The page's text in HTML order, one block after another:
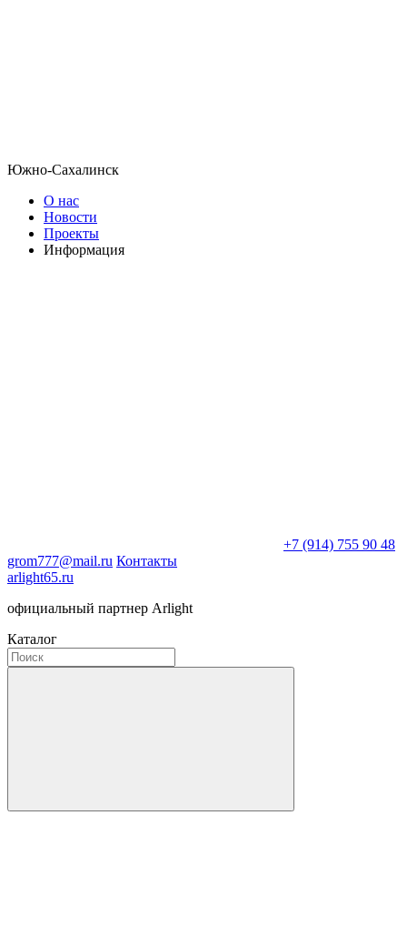
Южно-Сахалинск
О нас
Новости
Проекты
Информация
+7 (914) 755 90 48
grom777@mail.ru Контакты
arlight65.ru
официальный партнер Arlight
Каталог